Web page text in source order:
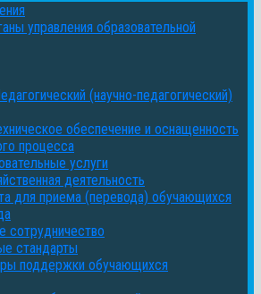
управления образовательной
(научно-педагогический)
обеспечение и оснащенность
процесса
услуги
деятельность
для приема (перевода) обучающихся
сотрудничество
стандарты
поддержки обучающихся